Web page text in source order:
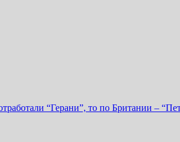
“Герани”, то по Британии –